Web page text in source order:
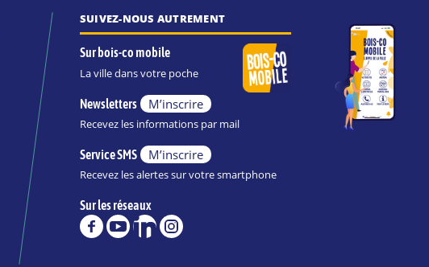
SUIVEZ-NOUS AUTREMENT
Sur bois-co mobile
La ville dans votre poche
Newsletters M’inscrire
Recevez les informations par mail
Service SMS M’inscrire
Recevez les alertes sur votre smartphone
Sur les réseaux